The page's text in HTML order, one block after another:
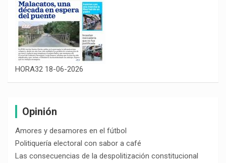
HORA32 18-06-2026
Opinión
Amores y desamores en el fútbol
Politiquería electoral con sabor a café
Las consecuencias de la despolitización constitucional